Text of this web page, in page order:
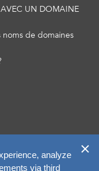
AVEC UN DOMAINE
noms de domaines
analyze
via third